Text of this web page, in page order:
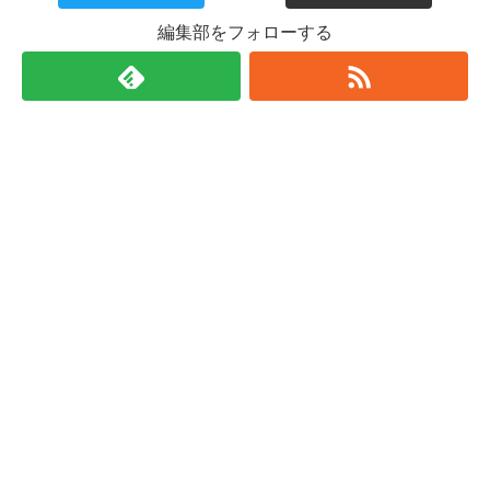
編集部をフォローする